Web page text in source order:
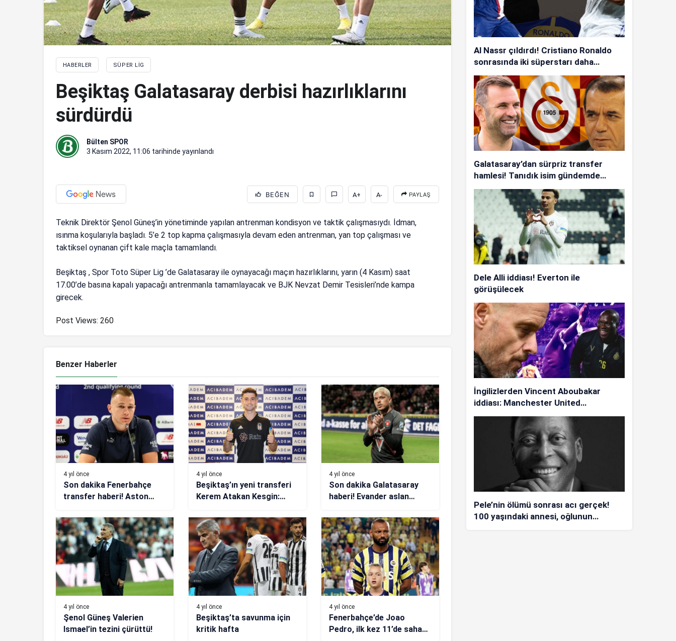
HABERLER SÜPER LIG
Beşiktaş Galatasaray derbisi hazırlıklarını
sürdürdü
Bülten SPOR
3 Kasım 2022, 11:06 tarihinde yayınlandı
BEĞEN A+ A- PAYLAŞ
Teknik Direktör Şenol Güneş’in yönetiminde yapılan antrenman kondisyon ve taktik çalışmasıydı. İdman,
ısınma koşularıyla başladı. 5’e 2 top kapma çalışmasıyla devam eden antrenman, yan top çalışması ve
taktiksel oynanan çift kale maçla tamamlandı.
Beşiktaş , Spor Toto Süper Lig ’de Galatasaray ile oynayacağı maçın hazırlıklarını, yarın (4 Kasım) saat
17.00’de basına kapalı yapacağı antrenmanla tamamlayacak ve BJK Nevzat Demir Tesisleri’nde kampa
girecek.
Post Views: 260
Benzer Haberler
4 yıl önce
Son dakika Fenerbahçe
transfer haberi! Aston
Attila Szalai
4 yıl önce
Beşiktaş’ın yeni transferi
Kerem Atakan Kesgin:
4 yıl önce
Son dakika Galatasaray
haberi! Evander aslan
4 yıl önce
Şenol Güneş Valerien
Ismael’in tezini çürüttü!
4 yıl önce
Beşiktaş’ta savunma için
kritik hafta
4 yıl önce
Fenerbahçe’de Joao
Pedro, ilk kez 11’de sahaya
Al Nassr çıldırdı! Cristiano Ronaldo
sonrasında iki süperstarı daha
istiyorlar…
Galatasaray’dan sürpriz transfer
hamlesi! Tanıdık isim gündemde…
Dele Alli iddiası! Everton ile
görüşülecek
İngilizlerden Vincent Aboubakar
iddiası: Manchester United…
Pele’nin ölümü sonrası acı gerçek!
100 yaşındaki annesi, oğlunun